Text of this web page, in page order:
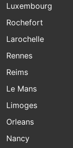
Luxembourg
Rochefort
Larochelle
Rennes
Reims
Le Mans
Limoges
Orleans
Nancy